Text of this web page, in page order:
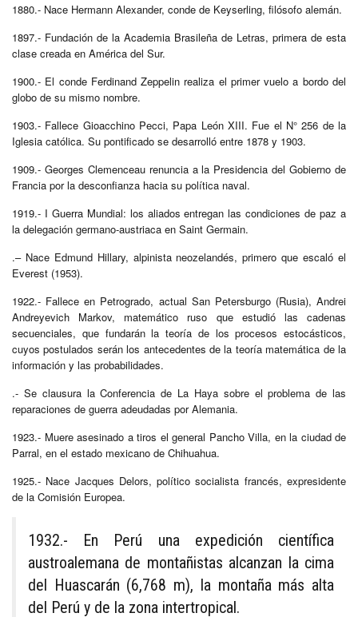
1880.- Nace Hermann Alexander, conde de Keyserling, filósofo alemán.
1897.- Fundación de la Academia Brasileña de Letras, primera de esta
clase creada en América del Sur.
1900.- El conde Ferdinand Zeppelin realiza el primer vuelo a bordo del
globo de su mismo nombre.
1903.- Fallece Gioacchino Pecci, Papa León XIII. Fue el N° 256 de la
Iglesia católica. Su pontificado se desarrolló entre 1878 y 1903.
1909.- Georges Clemenceau renuncia a la Presidencia del Gobierno de
Francia por la desconfianza hacia su política naval.
1919.- I Guerra Mundial: los aliados entregan las condiciones de paz a
la delegación germano-austriaca en Saint Germain.
.– Nace Edmund Hillary, alpinista neozelandés, primero que escaló el
Everest (1953).
1922.- Fallece en Petrogrado, actual San Petersburgo (Rusia), Andrei
Andreyevich Markov, matemático ruso que estudió las cadenas
secuenciales, que fundarán la teoría de los procesos estocásticos,
cuyos postulados serán los antecedentes de la teoría matemática de la
información y las probabilidades.
.- Se clausura la Conferencia de La Haya sobre el problema de las
reparaciones de guerra adeudadas por Alemania.
1923.- Muere asesinado a tiros el general Pancho Villa, en la ciudad de
Parral, en el estado mexicano de Chihuahua.
1925.- Nace Jacques Delors, político socialista francés, expresidente
de la Comisión Europea.
1932.- En Perú una expedición científica
austroalemana de montañistas alcanzan la cima
del Huascarán (6,768 m), la montaña más alta
del Perú y de la zona intertropical.